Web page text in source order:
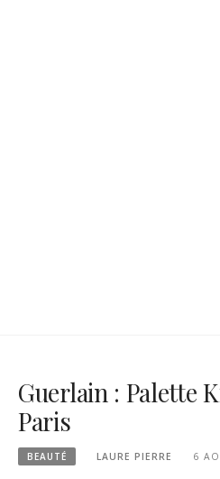
Guerlain : Palette
Paris
BEAUTÉ LAURE PIERRE 6